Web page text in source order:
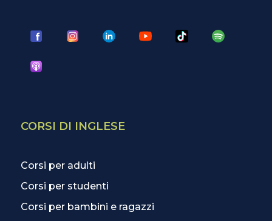
CORSI DI INGLESE
Corsi per adulti
Corsi per studenti
Corsi per bambini e ragazzi